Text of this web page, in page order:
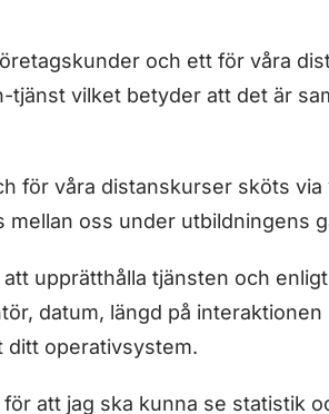
och ett för våra
vilket betyder att det är
för våra distanskurser sköts
oss under utbildningens
upprätthålla tjänsten och
datum, längd på
ditt operativsystem.
att jag ska kunna se statistik